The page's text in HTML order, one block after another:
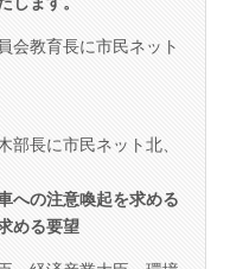
会教育長に市民ネット
長に市民ネット北、
への注意喚起を求める
める要望